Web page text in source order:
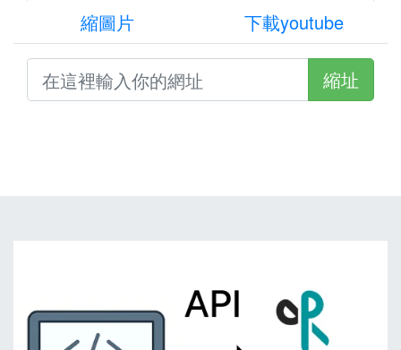
縮圖片
下載youtube
縮址